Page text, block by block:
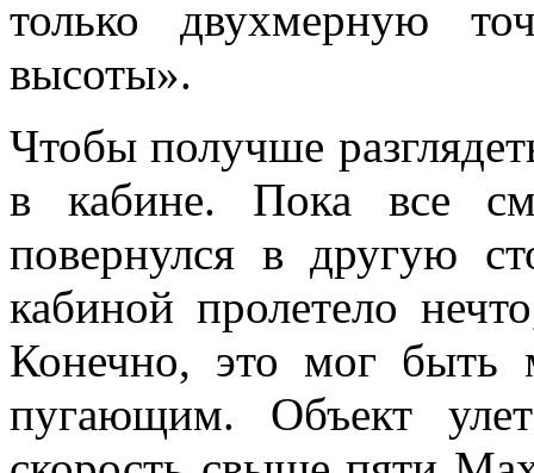
только двухмерную
высоты».
Чтобы получше
в кабине. Пока все
повернулся в другую
кабиной пролетело
Конечно, это мог быть
пугающим. Объект